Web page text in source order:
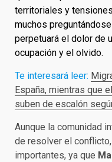
territoriales y
muchos
perpetuará el dolor de
ocupación y el olvido.
Te interesará leer:
España, mientras que
suben de escalón
Aunque la comunidad
de resolver el
importantes, ya que